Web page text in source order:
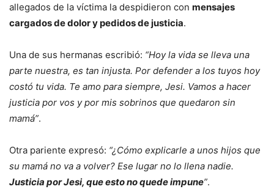
allegados de la víctima la despidieron con mensajes
cargados de dolor y pedidos de justicia.
Una de sus hermanas escribió: “Hoy la vida se lleva una
parte nuestra, es tan injusta. Por defender a los tuyos hoy
costó tu vida. Te amo para siempre, Jesi. Vamos a hacer
justicia por vos y por mis sobrinos que quedaron sin
mamá”.
Otra pariente expresó: “¿Cómo explicarle a unos hijos que
su mamá no va a volver? Ese lugar no lo llena nadie.
Justicia por Jesi, que esto no quede impune”.